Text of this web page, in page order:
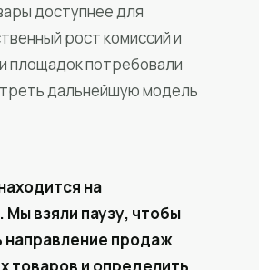
доступнее для
рост комиссий и
площадок потребовали
дальнейшую модель
на
Мы взяли паузу, чтобы
продаж